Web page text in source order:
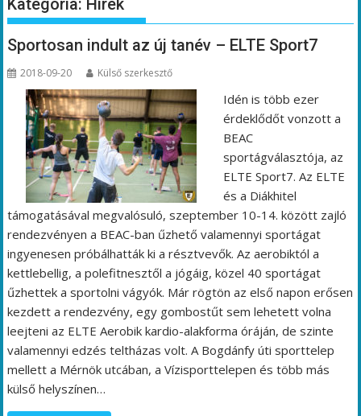
Kategória: Hírek
Sportosan indult az új tanév – ELTE Sport7
2018-09-20 Külső szerkesztő
Idén is több ezer
érdeklődőt vonzott a
BEAC
sportágválasztója, az
ELTE Sport7. Az ELTE
és a Diákhitel
támogatásával megvalósuló, szeptember 10-14. között zajló
rendezvényen a BEAC-ban űzhető valamennyi sportágat
ingyenesen próbálhatták ki a résztvevők. Az aerobiktól a
kettlebellig, a polefitnesztől a jógáig, közel 40 sportágat
űzhettek a sportolni vágyók. Már rögtön az első napon erősen
kezdett a rendezvény, egy gombostűt sem lehetett volna
leejteni az ELTE Aerobik kardio-alakforma óráján, de szinte
valamennyi edzés teltházas volt. A Bogdánfy úti sporttelep
mellett a Mérnök utcában, a Vízisporttelepen és több más
külső helyszínen…